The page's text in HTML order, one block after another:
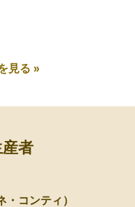
見る »
者
コンティ）